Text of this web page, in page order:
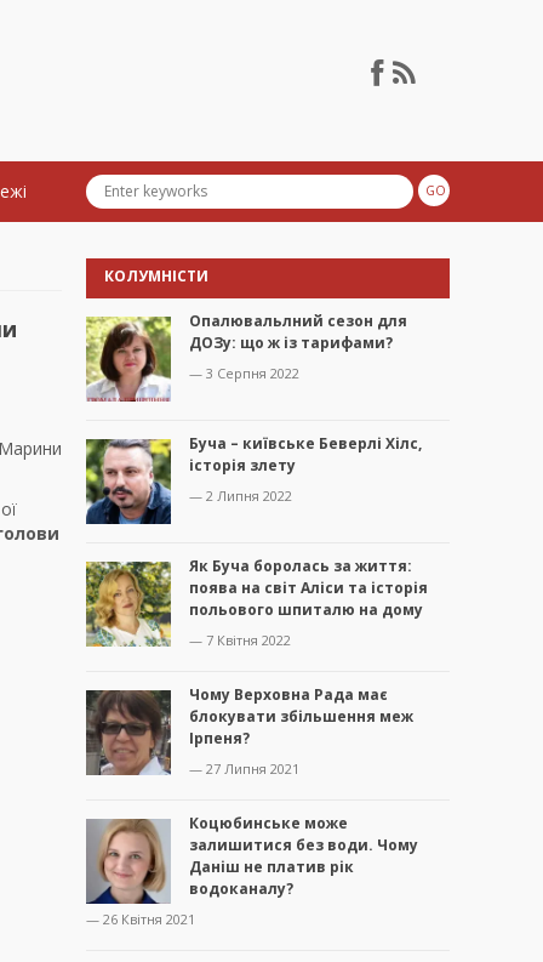
Марини
КОЛУМНІСТИ
Опалювальлний сезон для
ДОЗу: що ж із тарифами?
— 3 Серпня 2022
Буча – київське Беверлі Хілс,
історія злету
— 2 Липня 2022
Як Буча боролась за життя:
поява на світ Аліси та історія
польового шпиталю на дому
— 7 Квітня 2022
Чому Верховна Рада має
блокувати збільшення меж
Ірпеня?
— 27 Липня 2021
Коцюбинське може
залишитися без води. Чому
Даніш не платив рік
водоканалу?
— 26 Квітня 2021